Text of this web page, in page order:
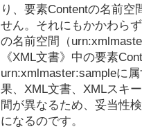
り、要素Contentの名前
せん。それにもかかわら
の名前空間（
《XML文書》中の要素
urn:xmlmaster:sampleに
果、XML文書、XMLスキ
間が異なるため、妥当性
になるのです。